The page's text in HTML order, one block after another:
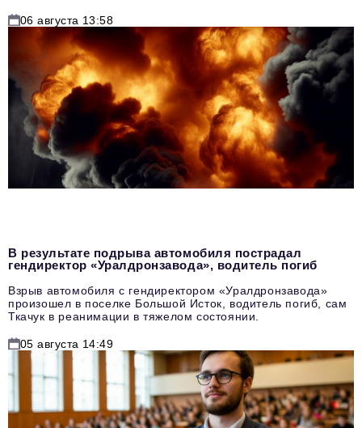
06 августа 13:58
В результате подрыва автомобиля пострадал
гендиректор «Уралдронзавода», водитель погиб
Взрыв автомобиля с гендиректором «Уралдронзавода»
произошел в поселке Большой Исток, водитель погиб, сам
Ткачук в реанимации в тяжелом состоянии.
05 августа 14:49